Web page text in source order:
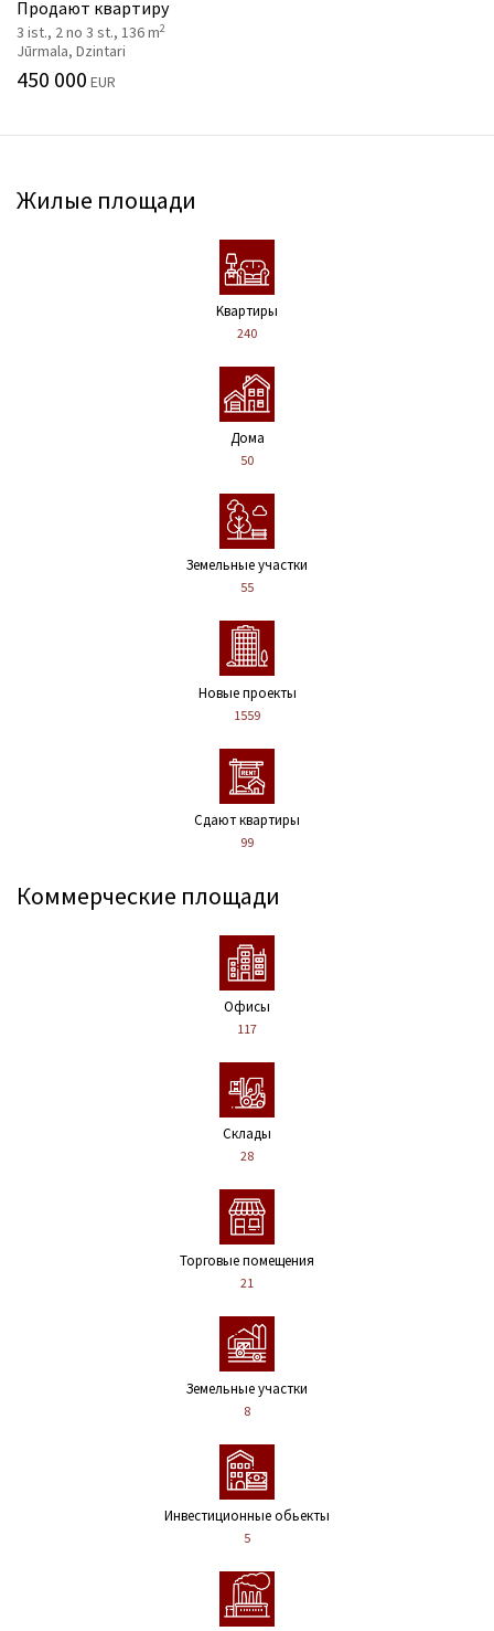
Продают квартиру
3 ist., 2 no 3 st., 136 m2
Jūrmala, Dzintari
450 000 EUR
Жилые площади
Kвартиры
240
Дома
50
Земельные участки
55
Новые проекты
1559
Сдают квартиры
99
Коммерческие площади
Офисы
117
Склады
28
Торговые помещения
21
Земельные участки
8
Инвестиционные обьекты
5